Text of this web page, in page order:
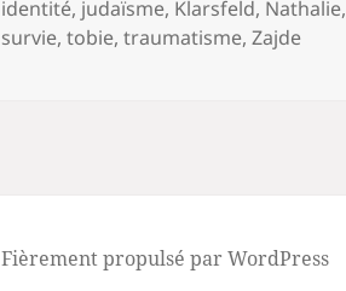
identité, judaïsme, Klarsfeld, Nathalie,
survie,tobie,traumatisme,Zajde
Fièrement propulsé par WordPress